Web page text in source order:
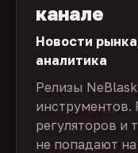
канале
Новости
аналитика
Релизы
инструментов.
регуляторов и
не попадают